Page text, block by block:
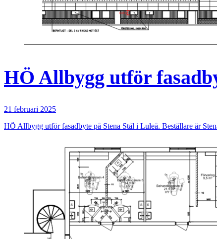
HÖ Allbygg utför
21 februari 2025
HÖ Allbygg utför fasadbyte på Stena Stål i Luleå. Beställare är